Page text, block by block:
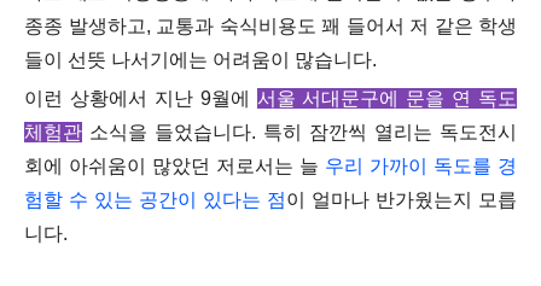
종종 발생하고, 교통과 숙식비용도 꽤 들어서 저 같은 학생
들이 선뜻 나서기에는 어려움이 많습니다.
이런 상황에서 지난 9월에 서울 서대문구에 문을 연 독도
체험관 소식을 들었습니다. 특히 잠깐씩 열리는 독도전시
회에 아쉬움이 많았던 저로서는 늘 우리 가까이 독도를 경
험할 수 있는 공간이 있다는 점이 얼마나 반가웠는지 모릅
니다.